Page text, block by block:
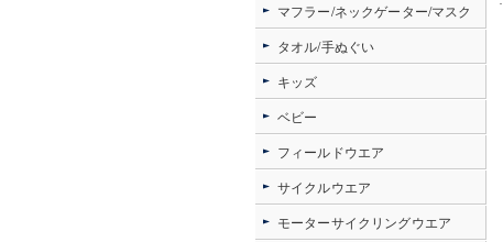
マフラー/ネックゲーター/マスク
タオル/手ぬぐい
キッズ
ベビー
フィールドウエア
サイクルウエア
モーターサイクリングウエア